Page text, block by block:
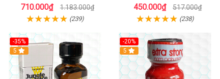
710.000₫ 1.183.000₫
(239)
450.000₫ 517.000₫
(238)
-35%
5
-20%
5